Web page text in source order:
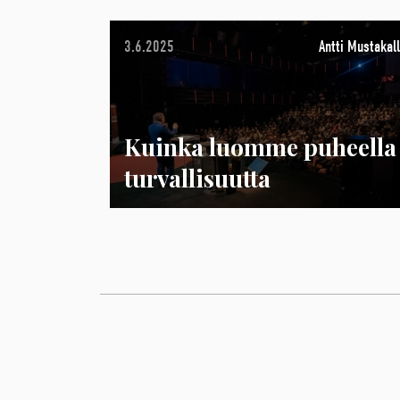
3.6.2025 Antti
Kuinka luomme puheella
turvallisuutta